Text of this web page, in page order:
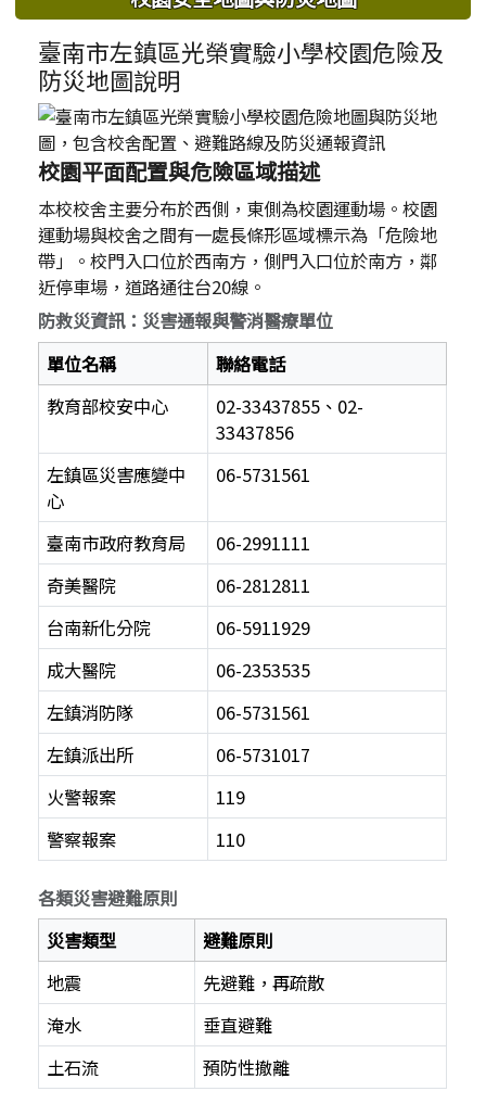
臺南市左鎮區光榮實驗小學校園危險及
防災地圖說明
校園平面配置與危險區域描述
本校校舍主要分布於西側，東側為校園運動場。校園
運動場與校舍之間有一處長條形區域標示為「危險地
帶」。校門入口位於西南方，側門入口位於南方，鄰
近停車場，道路通往台20線。
防救災資訊：災害通報與警消醫療單位
單位名稱
聯絡電話
教育部校安中心
02-33437855、02-
33437856
左鎮區災害應變中
心
06-5731561
臺南市政府教育局
06-2991111
奇美醫院
06-2812811
台南新化分院
06-5911929
成大醫院
06-2353535
左鎮消防隊
06-5731561
左鎮派出所
06-5731017
火警報案
119
警察報案
110
各類災害避難原則
災害類型
避難原則
地震
先避難，再疏散
淹水
垂直避難
土石流
預防性撤離